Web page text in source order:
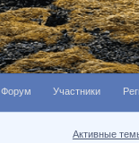
Форум Участники
Активные